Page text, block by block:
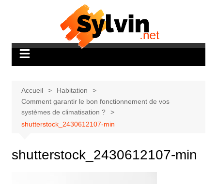
Accueil
Habitation
Comment garantir le bon fonctionnement de vos
systèmes de climatisation ?
shutterstock_2430612107-min
shutterstock_2430612107-min